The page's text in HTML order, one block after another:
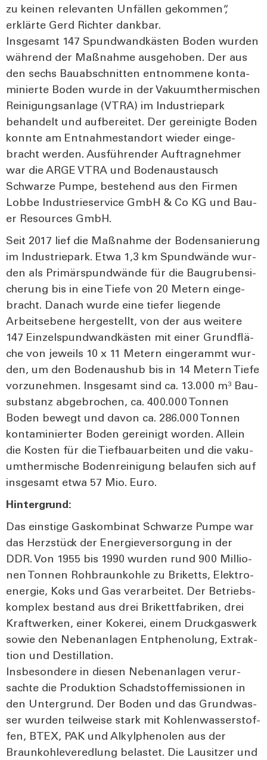
zu kei­nen rele­van­ten Unfäl­len gekom­men“,
erklär­te Gerd Rich­ter dank­bar.
Ins­ge­samt 147 Spund­wand­käs­ten Boden wur­den
wäh­rend der Maß­nah­me aus­ge­ho­ben. Der aus
den sechs Bau­ab­schnit­ten ent­nom­me­ne kon­ta­
mi­nier­te Boden wur­de in der Vaku­um­ther­mi­schen
Rei­ni­gungs­an­la­ge (VTRA) im Indus­trie­park
behan­delt und auf­be­rei­tet. Der gerei­nig­te Boden
konn­te am Ent­nah­me­stand­ort wie­der ein­ge­
bracht wer­den. Aus­füh­ren­der Auf­trag­neh­mer
war die ARGE VTRA und Boden­aus­tausch
Schwar­ze Pum­pe, bestehend aus den Fir­men
Lob­be Indus­trie­ser­vice GmbH & Co KG und Bau­
er Resour­ces GmbH.
Seit 2017 lief die Maß­nah­me der Boden­sa­nie­rung
im Indus­trie­park. Etwa 1,3 km Spund­wän­de wur­
den als Pri­mär­spund­wän­de für die Bau­gru­ben­si­
che­rung bis in eine Tie­fe von 20 Metern ein­ge­
bracht. Danach wur­de eine tie­fer lie­gen­de
Arbeits­ebe­ne her­ge­stellt, von der aus wei­te­re
147 Ein­zelspund­wand­käs­ten mit einer Grund­flä­
che von jeweils 10 x 11 Metern ein­ge­rammt wur­
den, um den Boden­aus­hub bis in 14 Metern Tie­fe
vor­zu­neh­men. Ins­ge­samt sind ca. 13.000 m³ Bau­
sub­stanz abge­bro­chen, ca. 400.000 Ton­nen
Boden bewegt und davon ca. 286.000 Ton­nen
kon­ta­mi­nier­ter Boden gerei­nigt wor­den. Allein
die Kos­ten für die Tief­bau­ar­bei­ten und die vaku­
um­ther­mi­sche Boden­rei­ni­gung belau­fen sich auf
ins­ge­samt etwa 57 Mio. Euro.
Hin­ter­grund:
Das eins­ti­ge Gas­kom­bi­nat Schwar­ze Pum­pe war
das Herz­stück der Ener­gie­ver­sor­gung in der
DDR. Von 1955 bis 1990 wur­den rund 900 Mil­lio­
nen Ton­nen Roh­braun­koh­le zu Bri­ketts, Elek­tro­
en­er­gie, Koks und Gas ver­ar­bei­tet. Der Betriebs­
kom­plex bestand aus drei Bri­kett­fa­bri­ken, drei
Kraft­wer­ken, einer Koke­rei, einem Druck­gas­werk
sowie den Neben­an­la­gen Ent­phe­no­lung, Extrak­
ti­on und Destil­la­ti­on.
Ins­be­son­de­re in die­sen Neben­an­la­gen ver­ur­
sach­te die Pro­duk­ti­on Schad­stoff­emis­sio­nen in
den Unter­grund. Der Boden und das Grund­was­
ser wur­den teil­wei­se stark mit Koh­len­was­ser­stof­
fen, BTEX, PAK und Alkyl­phe­no­len aus der
Braun­koh­le­ver­ed­lung belas­tet. Die Lau­sit­zer und